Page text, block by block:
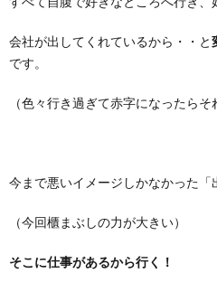
会社が出してくれているから・・と
です。
（色々行き過ぎて赤字になったらそ
今まで悪いイメージしかなかった「
（今回櫃まぶしの力が大きい）
そこに仕事があるから行く！